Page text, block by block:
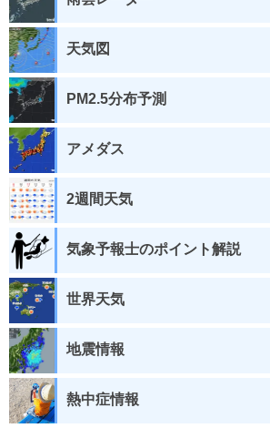
天気図
PM2.5分布予測
アメダス
2週間天気
気象予報士のポイント解説
世界天気
地震情報
熱中症情報